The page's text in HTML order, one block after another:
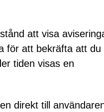
att visa
för att bekräfta att du
tiden visas en
direkt till